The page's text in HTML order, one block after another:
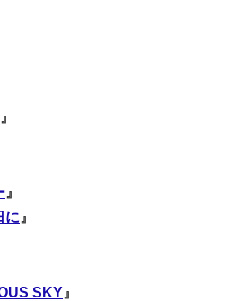
』
』
に 』
SKY 』